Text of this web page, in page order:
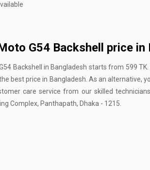
G54 Backshell price in
Backshell in Bangladesh starts from 599
best price in Bangladesh. As an alternative,
care service from our skilled
Complex, Panthapath, Dhaka - 1215.